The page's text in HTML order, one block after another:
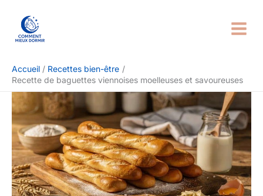
contenu
Accueil
Recettes bien-être
Recette de baguettes viennoises moelleuses et savoureuses